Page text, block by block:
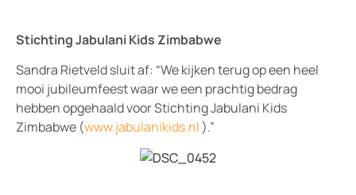
Stichting Jabulani Kids Zimbabwe
Sandra Rietveld sluit af: “We kijken terug op een heel
mooi jubileumfeest waar we een prachtig bedrag
hebben opgehaald voor Stichting Jabulani Kids
Zimbabwe (www.jabulanikids.nl ).”